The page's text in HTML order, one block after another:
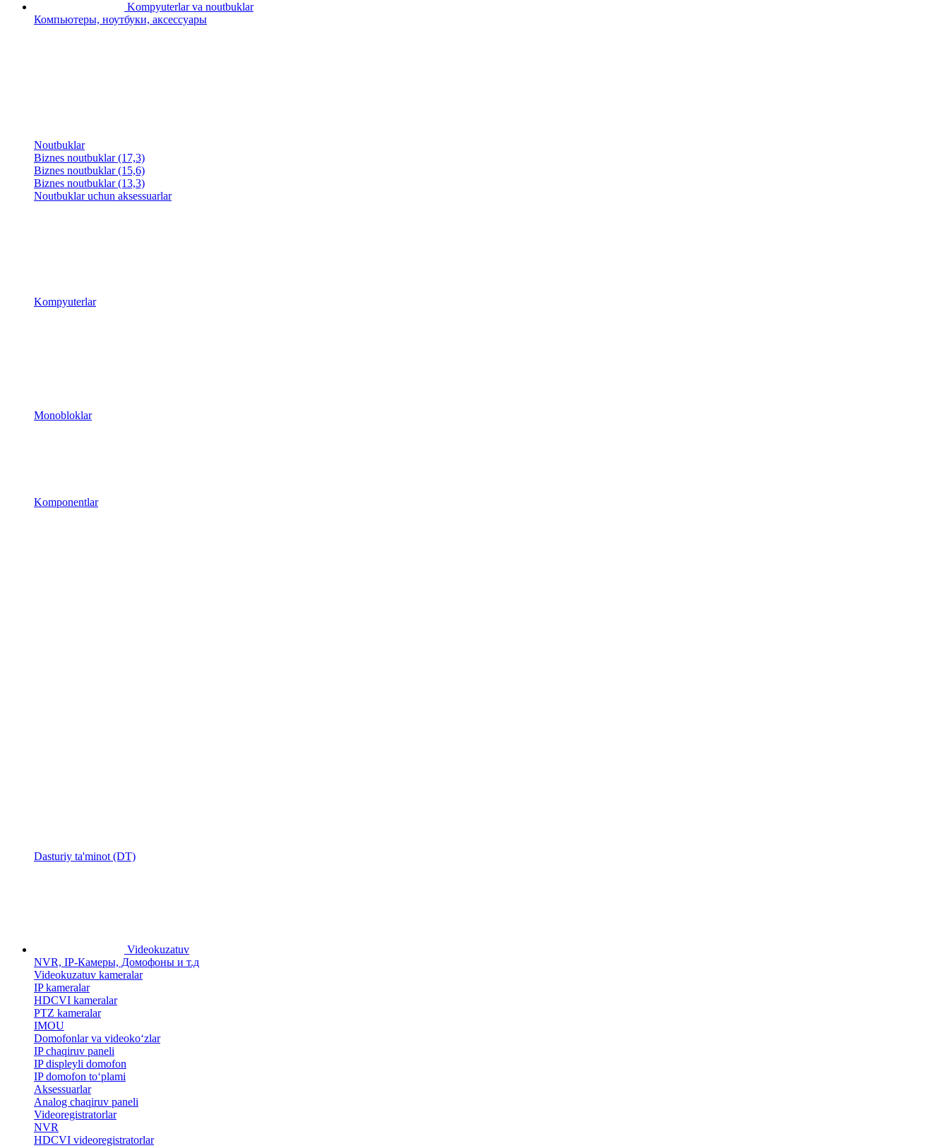
Kompyuterlar va noutbuklar
Компьютеры, ноутбуки, аксессуары
Noutbuklar
Biznes noutbuklar (17,3)
Biznes noutbuklar (15,6)
Biznes noutbuklar (13,3)
Noutbuklar uchun aksessuarlar
Kompyuterlar
Monobloklar
Komponentlar
Dasturiy ta'minot (DT)
Videokuzatuv
NVR, IP-Камеры, Домофоны и т.д
Videokuzatuv kameralar
IP kameralar
HDCVI kameralar
PTZ kameralar
IMOU
​Domofonlar va videoko‘zlar
IP chaqiruv paneli
IP displeyli domofon
IP domofon to‘plami
Aksessuarlar
Analog chaqiruv paneli
Videoregistratorlar
NVR
HDCVI videoregistratorlar